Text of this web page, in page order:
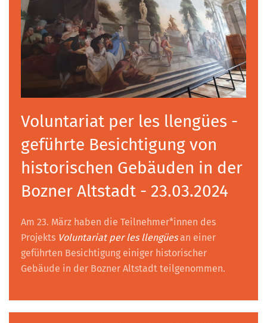
Voluntariat per les llengües -
geführte Besichtigung von
historischen Gebäuden in der
Bozner Altstadt - 23.03.2024
Am 23. März haben die Teilnehmer*innen des
Projekts Voluntariat per les llengüesan einer
geführten Besichtigung einiger historischer
Gebäude in der Bozner Altstadt teilgenommen.